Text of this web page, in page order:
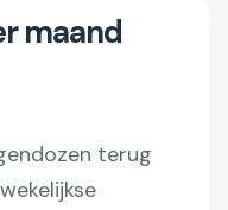
maand
terug